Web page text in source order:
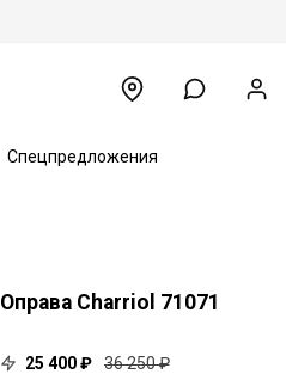
Спецпредложения
Оправа Charriol 71071
25 400 ₽ 36 250 ₽